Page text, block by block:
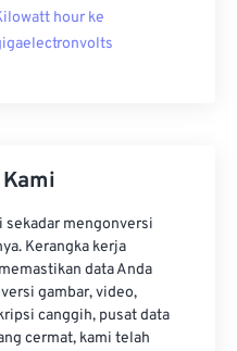
hour ke
sekadar mengonversi
Kerangka kerja
data Anda
gambar, video,
canggih, pusat data
cermat, kami telah